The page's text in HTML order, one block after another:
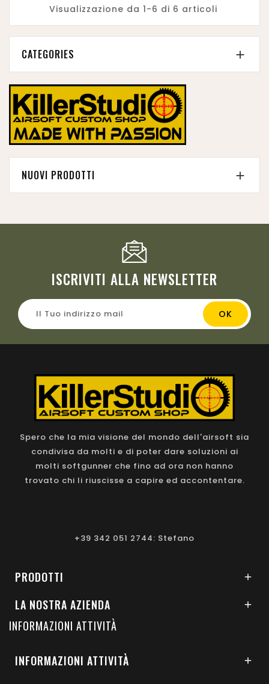
Visualizzazione da 1-6 di 6 articoli
CATEGORIES 
NUOVI PRODOTTI 
ISCRIVITI ALLA NEWSLETTER
Spero che la mia visione del mondo dell'airsoft sia
condivisa da molti e di poter dare soluzioni ai
molti softgunner che fino ad ora non hanno
trovato chi li riuscisse a capire ed accontentare.
+39 342 051 2744: Stefano
PRODOTTI 
LA NOSTRA AZIENDA 
INFORMAZIONI ATTIVITÀ
INFORMAZIONI ATTIVITÀ 